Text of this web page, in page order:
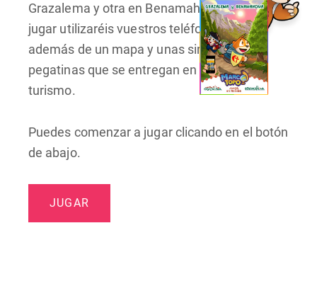
Grazalema y otra en Benamahoma. Para
jugar utilizaréis vuestros teléfono móviles
además de un mapa y unas simpáticas
pegatinas que se entregan en la oficina de
turismo.
Puedes comenzar a jugar clicando en el botón
de abajo.
JUGAR